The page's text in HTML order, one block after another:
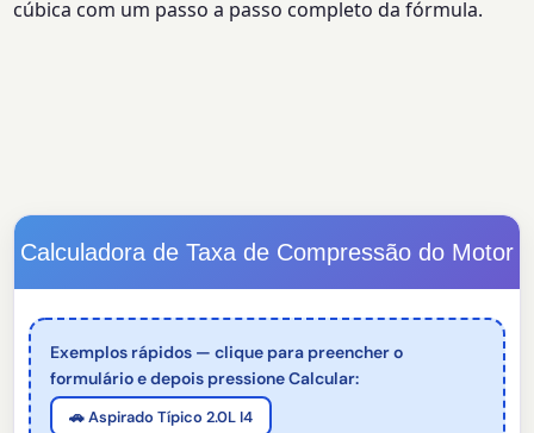
cúbica com um passo a passo completo da fórmula.
Calculadora de Taxa de Compressão do Motor
Exemplos rápidos — clique para preencher o
formulário e depois pressione Calcular:
🚗 Aspirado Típico 2.0L I4